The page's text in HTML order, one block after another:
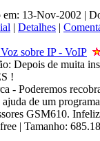
13-Nov-2002 |
| Detalhes |
sobre IP - VoIP
Depois de muita
!
- Poderemos
ajuda de um
GSM610.
| Tamanho: